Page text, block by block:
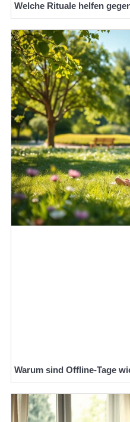
Welche Rituale helfen
Warum sind Offline-Tage